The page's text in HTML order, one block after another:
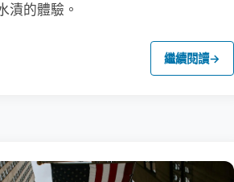
漬的體驗。
繼續閱讀→